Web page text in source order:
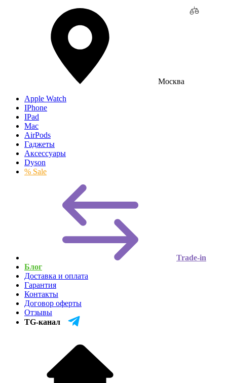
Москва
Apple Watch
IPhone
IPad
Mac
AirPods
Гаджеты
Аксессуары
Dyson
% Sale
Trade-in
Блог
Доставка и оплата
Гарантия
Контакты
Договор оферты
Отзывы
TG-канал